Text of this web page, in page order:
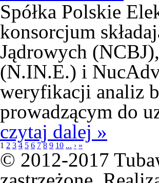
Spółka Polskie
konsorcjum
Jądrowych
(N.IN.E.) i
weryfikacji analiz
prowadzącym do
czytaj dalej »
1 2 3 4 5 6 7 8 9 10 ... › »
© 2012-2017